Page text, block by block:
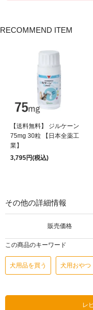
RECOMMEND ITEM
【送料無料】 ジルケーン
75mg 30粒 【日本全薬工
業】
3,795円(税込)
その他の詳細情報
販売価格
この商品のキーワード
犬用品を買う 犬用おやつ
レ